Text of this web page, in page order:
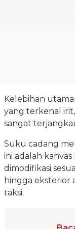
Kelebihan
yang terkenal
sangat
Suku cadang
ini adalah
dimodifikasi
hingga eksterior
taksi.